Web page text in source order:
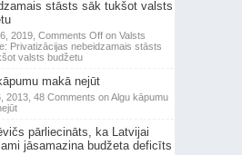
stāsts sāk tukšot valsts
2019, Comments Offon Valsts
Privatizācijas nebeidzamais stāsts
valsts budžetu
makā nejūt
2013, 48 Comments on Algu kāpumu
pārliecināts, ka Latvijai
jāsamazina budžeta deficīts